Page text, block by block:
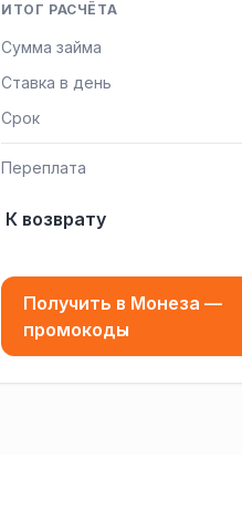
ИТОГ РАСЧЁТА
Сумма займа
Ставка в день
Срок
Переплата
К возврату
Получить в Монеза —
промокоды